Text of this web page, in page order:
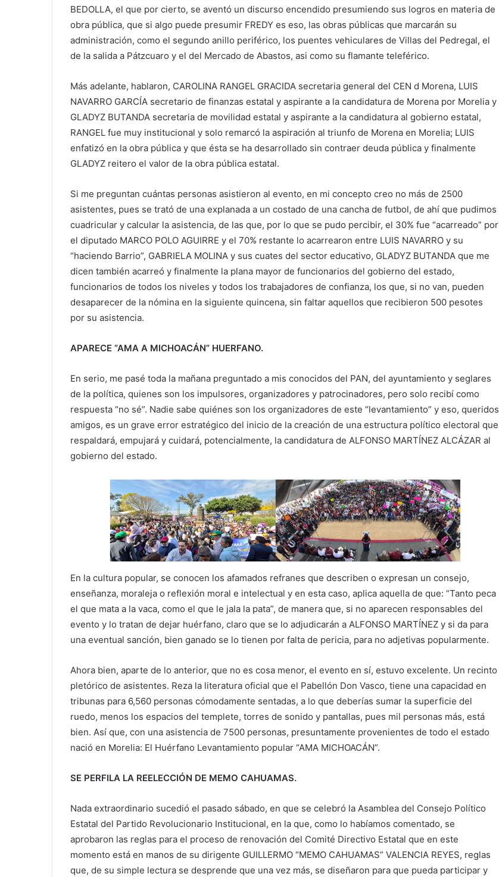
BEDOLLA, el que por cierto, se aventó un discurso encendido presumiendo sus logros en materia de
obra pública, que si algo puede presumir FREDY es eso, las obras públicas que marcarán su
administración, como el segundo anillo periférico, los puentes vehiculares de Villas del Pedregal, el
de la salida a Pátzcuaro y el del Mercado de Abastos, asi como su flamante teleférico.
Más adelante, hablaron, CAROLINA RANGEL GRACIDA secretaria general del CEN d Morena, LUIS
NAVARRO GARCÍA secretario de finanzas estatal y aspirante a la candidatura de Morena por Morelia y
GLADYZ BUTANDA secretaria de movilidad estatal y aspirante a la candidatura al gobierno estatal,
RANGEL fue muy institucional y solo remarcó la aspiración al triunfo de Morena en Morelia; LUIS
enfatizó en la obra pública y que ésta se ha desarrollado sin contraer deuda pública y finalmente
GLADYZ reitero el valor de la obra pública estatal.
Si me preguntan cuántas personas asistieron al evento, en mi concepto creo no más de 2500
asistentes, pues se trató de una explanada a un costado de una cancha de futbol, de ahí que pudimos
cuadricular y calcular la asistencia, de las que, por lo que se pudo percibir, el 30% fue “acarreado” por
el diputado MARCO POLO AGUIRRE y el 70% restante lo acarrearon entre LUIS NAVARRO y su
“haciendo Barrio”, GABRIELA MOLINA y sus cuates del sector educativo, GLADYZ BUTANDA que me
dicen también acarreó y finalmente la plana mayor de funcionarios del gobierno del estado,
funcionarios de todos los niveles y todos los trabajadores de confianza, los que, si no van, pueden
desaparecer de la nómina en la siguiente quincena, sin faltar aquellos que recibieron 500 pesotes
por su asistencia.
APARECE “AMA A MICHOACÁN” HUERFANO.
En serio, me pasé toda la mañana preguntado a mis conocidos del PAN, del ayuntamiento y seglares
de la política, quienes son los impulsores, organizadores y patrocinadores, pero solo recibí como
respuesta “no sé”. Nadie sabe quiénes son los organizadores de este “levantamiento” y eso, queridos
amigos, es un grave error estratégico del inicio de la creación de una estructura político electoral que
respaldará, empujará y cuidará, potencialmente, la candidatura de ALFONSO MARTÍNEZ ALCÁZAR al
gobierno del estado.
En la cultura popular, se conocen los afamados refranes que describen o expresan un consejo,
enseñanza, moraleja o reflexión moral e intelectual y en esta caso, aplica aquella de que: “Tanto peca
el que mata a la vaca, como el que le jala la pata”, de manera que, si no aparecen responsables del
evento y lo tratan de dejar huérfano, claro que se lo adjudicarán a ALFONSO MARTÍNEZ y si da para
una eventual sanción, bien ganado se lo tienen por falta de pericia, para no adjetivas popularmente.
Ahora bien, aparte de lo anterior, que no es cosa menor, el evento en sí, estuvo excelente. Un recinto
pletórico de asistentes. Reza la literatura oficial que el Pabellón Don Vasco, tiene una capacidad en
tribunas para 6,560 personas cómodamente sentadas, a lo que deberías sumar la superficie del
ruedo, menos los espacios del templete, torres de sonido y pantallas, pues mil personas más, está
bien. Así que, con una asistencia de 7500 personas, presuntamente provenientes de todo el estado
nació en Morelia: El Huérfano Levantamiento popular “AMA MICHOACÁN”.
SE PERFILA LA REELECCIÓN DE MEMO CAHUAMAS.
Nada extraordinario sucedió el pasado sábado, en que se celebró la Asamblea del Consejo Político
Estatal del Partido Revolucionario Institucional, en la que, como lo habíamos comentado, se
aprobaron las reglas para el proceso de renovación del Comité Directivo Estatal que en este
momento está en manos de su dirigente GUILLERMO “MEMO CAHUAMAS” VALENCIA REYES, reglas
que, de su simple lectura se desprende que una vez más, se diseñaron para que pueda participar y